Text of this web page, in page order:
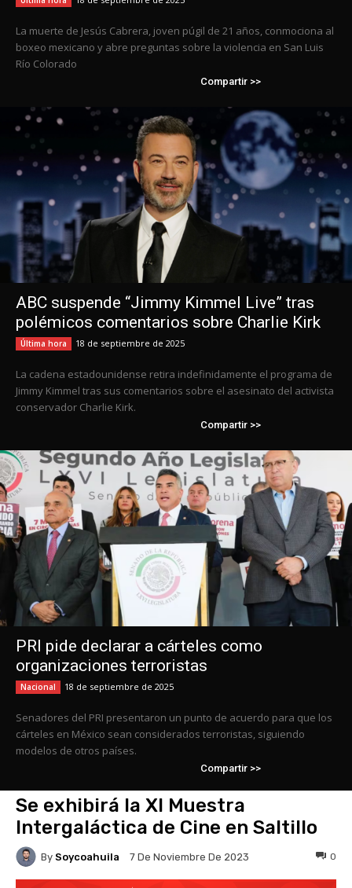
La muerte de Jesús Cabrera, joven púgil de 21 años, conmociona al
boxeo mexicano y abre preguntas sobre la violencia en San Luis
Río Colorado
Compartir >>
ABC suspende “Jimmy Kimmel Live” tras
polémicos comentarios sobre Charlie Kirk
Última hora 18 de septiembre de 2025
La cadena estadounidense retira indefinidamente el programa de
Jimmy Kimmel tras sus comentarios sobre el asesinato del activista
conservador Charlie Kirk.
Compartir >>
PRI pide declarar a cárteles como
organizaciones terroristas
Nacional 18 de septiembre de 2025
Senadores del PRI presentaron un punto de acuerdo para que los
cárteles en México sean considerados terroristas, siguiendo
modelos de otros países.
Compartir >>